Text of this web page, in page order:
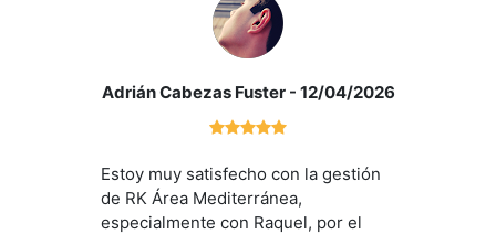
paso a paso,aunque no sean
competencia suya.Muchisimas
gracias porque nos hemos sentido
muy seguros en todas las decisiones
Adrián Cabezas Fuster - 12/04/2026
Estoy muy satisfecho con la gestión
de RK Área Mediterránea,
especialmente con Raquel, por el